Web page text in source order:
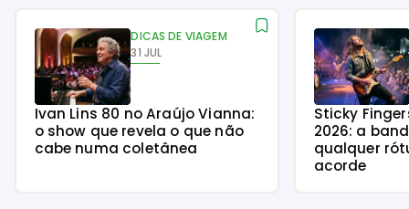
DICAS DE VIAGEM
31 JUL
Ivan Lins 80 no Araújo Vianna:
o show que revela o que não
cabe numa coletânea
Sticky
2026: a
qualquer
acorde